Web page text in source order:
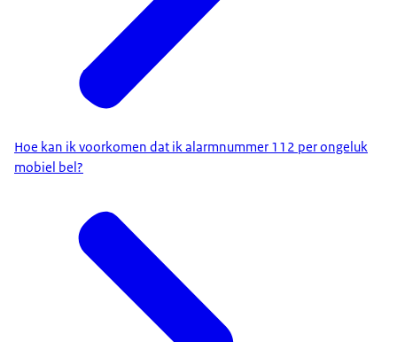
Hoe kan ik voorkomen dat ik alarmnummer 112 per ongeluk
mobiel bel?